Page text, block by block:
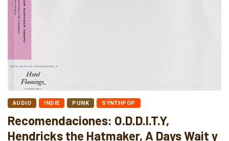
AUDIO INDIE PUNK SYNTHPOP
Recomendaciones: O.D.D.I.T.Y,
Hendricks the Hatmaker, A Days Wait y